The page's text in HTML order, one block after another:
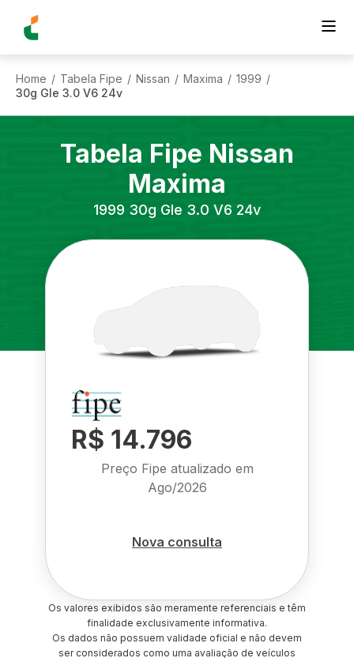
Home / Tabela Fipe / Nissan / Maxima / 1999 /
30g Gle 3.0 V6 24v
Tabela Fipe Nissan
Maxima
1999 30g Gle 3.0 V6 24v
R$ 14.796
Preço Fipe atualizado em
Ago/2026
Nova consulta
Os valores exibidos são meramente referenciais e têm
finalidade exclusivamente informativa.
Os dados não possuem validade oficial e não devem
ser considerados como uma avaliação de veículos